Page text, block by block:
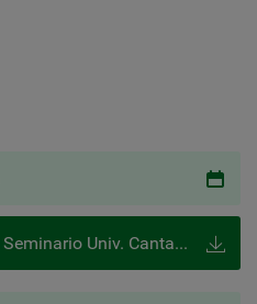
Programa 3 de abril 2025. Seminario Univ. Cantabria e ICASST